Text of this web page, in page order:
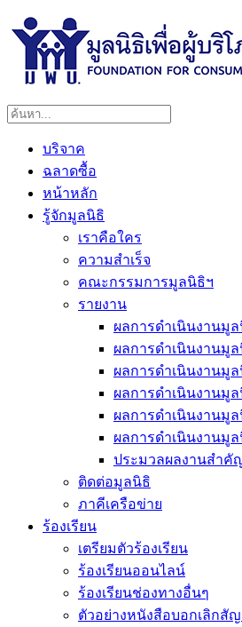
บริจาค
ฉลาดซื้อ
หน้าหลัก
รู้จักมูลนิธิ
เราคือใคร
ความสำเร็จ
คณะกรรมการมูลนิธิฯ
รายงาน
ผลการดำเนินงานมูล
ผลการดำเนินงานมูล
ผลการดำเนินงานมูล
ผลการดำเนินงานมูล
ผลการดำเนินงานมูล
ผลการดำเนินงานมูล
ประมวลผลงานสำคัญ
ติดต่อมูลนิธิ
ภาคีเครือข่าย
ร้องเรียน
เตรียมตัวร้องเรียน
ร้องเรียนออนไลน์
ร้องเรียนช่องทางอื่นๆ
ตัวอย่างหนังสือบอกเลิกสั